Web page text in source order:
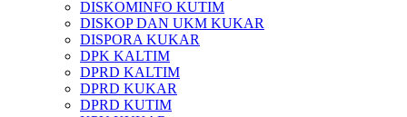
DISKOMINFO KUTIM
DISKOP DAN UKM KUKAR
DISPORA KUKAR
DPK KALTIM
DPRD KALTIM
DPRD KUKAR
DPRD KUTIM